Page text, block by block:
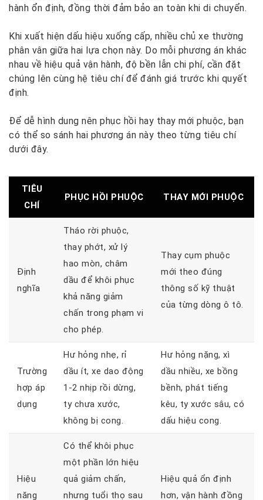
hành ổn định, đồng thời đảm bảo an toàn khi di chuyển.
Khi xuất hiện dấu hiệu xuống cấp, nhiều chủ xe thường
phân vân giữa hai lựa chọn này. Do mỗi phương án khác
nhau về hiệu quả vận hành, độ bền lẫn chi phí, cần đặt
chúng lên cùng hệ tiêu chí để đánh giá trước khi quyết
định.
Để dễ hình dung nên phục hồi hay thay mới phuộc, bạn
có thể so sánh hai phương án này theo từng tiêu chí
dưới đây.
TIÊU
CHÍ
PHỤC HỒI PHUỘC THAY MỚI PHUỘC
Định
nghĩa
Tháo rời phuộc,
thay phớt, xử lý
hao mòn, châm
dầu để khôi phục
khả năng giảm
chấn trong phạm vi
cho phép.
Thay cụm phuộc
mới theo đúng
thông số kỹ thuật
của từng dòng ô tô.
Trường
hợp áp
dụng
Hư hỏng nhẹ, rỉ
dầu ít, xe dao động
1-2 nhịp rồi dừng,
ty chưa xước,
không bị cong.
Hư hỏng nặng, xì
dầu nhiều, xe bồng
bềnh, phát tiếng
kêu, ty xước sâu, có
dấu hiệu cong.
Hiệu
năng
Có thể khôi phục
một phần lớn hiệu
quả giảm chấn,
nhưng tuổi thọ sau
Hiệu quả ổn định
hơn, vận hành đồng